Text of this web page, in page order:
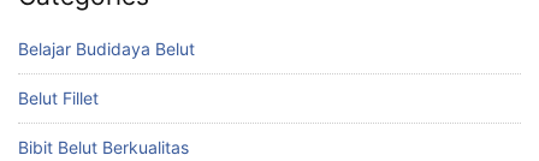
Belajar Budidaya Belut
Belut Fillet
Bibit Belut Berkualitas